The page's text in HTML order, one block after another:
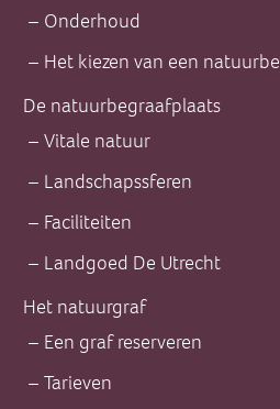
Onderhoud
Het kiezen van een
De natuurbegraafplaats
Vitale natuur
Landschapssferen
Faciliteiten
Landgoed De Utrecht
Het natuurgraf
Een graf reserveren
Tarieven